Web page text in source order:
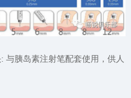
与胰岛素注射笔配套使用，供人